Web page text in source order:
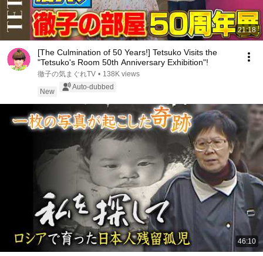
21:18
[The Culmination of 50 Years!] Tetsuko Visits the
"Tetsuko's Room 50th Anniversary Exhibition"!
徹子の気まぐれTV • 138K views
New
Auto-dubbed
46:10